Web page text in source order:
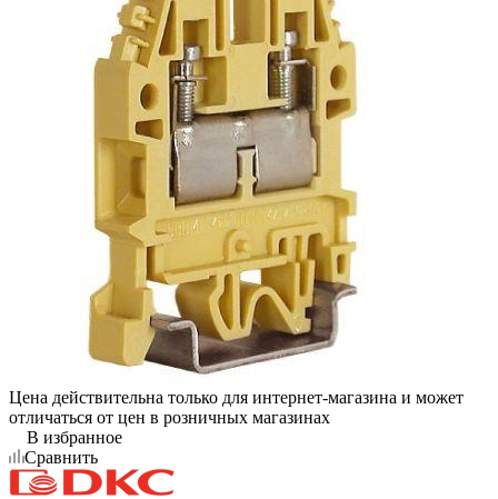
Цена действительна только для интернет-магазина и может
отличаться от цен в розничных магазинах
В избранное
Сравнить